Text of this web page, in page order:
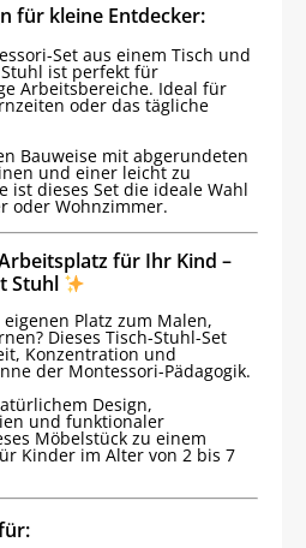
für kleine Entdecker:
Set aus einem Tisch und
ist perfekt für
Arbeitsbereiche. Ideal für
oder das tägliche
Bauweise mit abgerundeten
und einer leicht zu
ist dieses Set die ideale Wahl
oder Wohnzimmer.
für Ihr Kind –
Stuhl
Platz zum Malen,
Dieses Tisch-Stuhl-Set
Konzentration und
der Montessori-Pädagogik.
Design,
und funktionaler
Möbelstück zu einem
Kinder im Alter von 2 bis 7